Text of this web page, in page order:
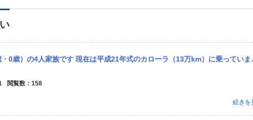
在は平成21年式のカローラ（13万km）に乗っています。車検は2028年3月までありますが、エアコンの効きが悪くなってきたため、そろそろ買い替え...
閲覧数： 158
続きを